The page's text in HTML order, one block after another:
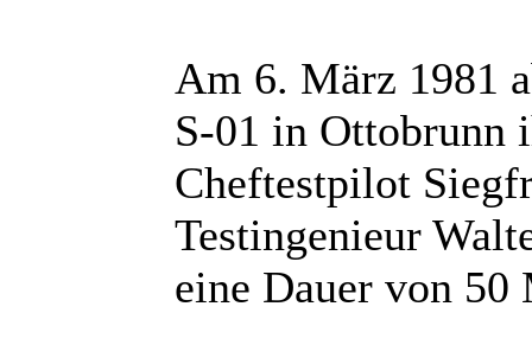
Am 6. März 1981
S-01 in Ottobrunn
Cheftestpilot
Testingenieur
eine Dauer von 50